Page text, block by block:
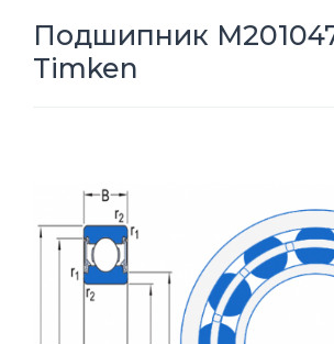
Подшипник
Timken